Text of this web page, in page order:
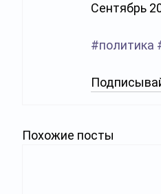
Сентябрь
#политика
Похожие посты